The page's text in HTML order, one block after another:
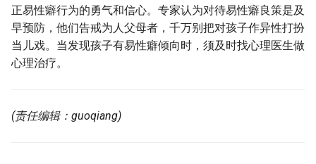
正易性癖行为的勇气和信心。专家认为对待易性癖良策是及
早预防，他们告戒为人父母者，千万别把对孩子作异性打扮
当儿戏。当发现孩子有易性癖倾向时，须及时找心理医生做
心理治疗。
(责任编辑：guoqiang)